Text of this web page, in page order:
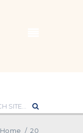
Home / 20